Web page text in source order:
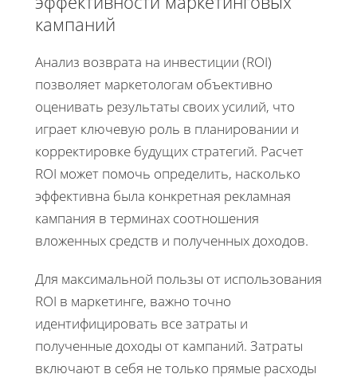
кампаний
Анализ возврата на инвестиции (ROI)
позволяет маркетологам объективно
оценивать результаты своих усилий, что
играет ключевую роль в планировании и
корректировке будущих стратегий. Расчет
ROI может помочь определить, насколько
эффективна была конкретная рекламная
кампания в терминах соотношения
вложенных средств и полученных доходов.
Для максимальной пользы от использования
ROI в маркетинге, важно точно
идентифицировать все затраты и
полученные доходы от кампаний. Затраты
включают в себя не только прямые расходы